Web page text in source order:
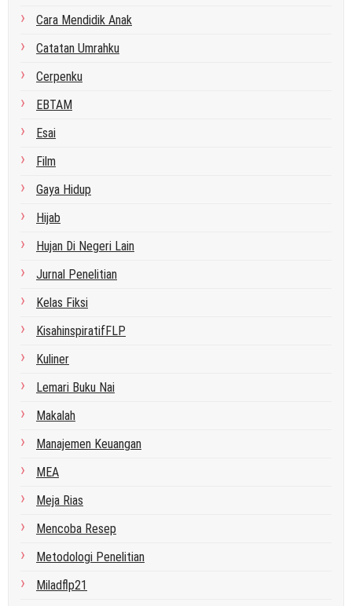
Cara Mendidik Anak
Catatan Umrahku
Cerpenku
EBTAM
Esai
Film
Gaya Hidup
Hijab
Hujan Di Negeri Lain
Jurnal Penelitian
Kelas Fiksi
KisahinspiratifFLP
Kuliner
Lemari Buku Nai
Makalah
Manajemen Keuangan
MEA
Meja Rias
Mencoba Resep
Metodologi Penelitian
Miladflp21